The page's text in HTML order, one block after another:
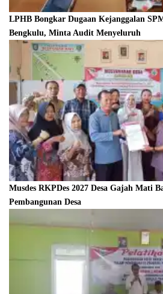
LPHB Bongkar Dugaan Kejanggalan
Bengkulu, Minta Audit Menyeluruh
Musdes RKPDes 2027 Desa Gajah Mati
Pembangunan Desa